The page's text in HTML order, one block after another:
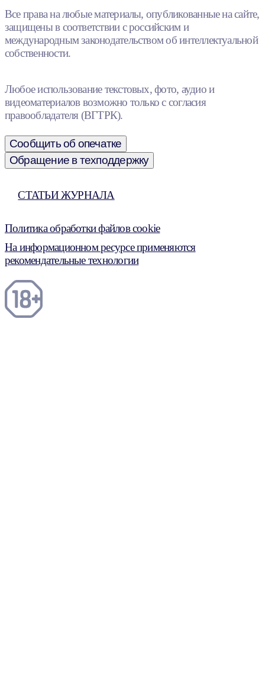
Все права на любые материалы, опубликованные на сайте,
защищены в соответствии с российским и
международным законодательством об интеллектуальной
собственности.
Любое использование текстовых, фото, аудио и
видеоматериалов возможно только с согласия
правообладателя (ВГТРК).
Сообщить об опечатке
Обращение в техподдержку
СТАТЬИ ЖУРНАЛА
Политика обработки файлов cookie
На информационном ресурсе применяются
рекомендательные технологии